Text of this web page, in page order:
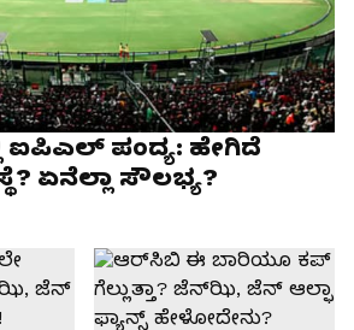
ಐಪಿಎಲ್‌ ಪಂದ್ಯ: ಹೇಗಿದೆ
ಏನೆಲ್ಲಾ ಸೌಲಭ್ಯ?